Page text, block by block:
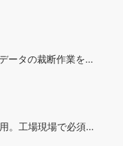
ータの裁断作業を…
。工場現場で必須…